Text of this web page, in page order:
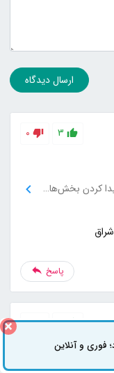
ارسال دیدگاه
3
0
سایت بسیار روان و کاربردی طراحی شده و پیدا کردن بخش‌های مختلف خیلی راحت بود.
پاسخ
3
0
فوری و آنلاینثبت سفارش